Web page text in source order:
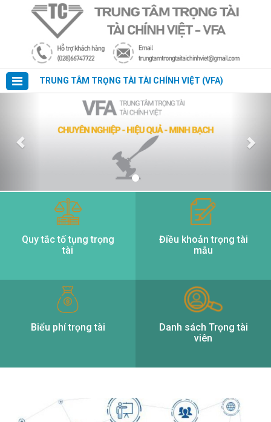
TRUNG TÂM TRỌNG TÀI TÀI CHÍNH VIỆT (VFA)
Quy tắc tố tụng trọng
tài
Điều khoản trọng tài
mẫu
Biểu phí trọng tài
Danh sách Trọng tài
viên